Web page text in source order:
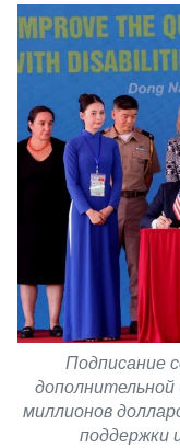
Подписание
дополнительной
миллионов
поддержки